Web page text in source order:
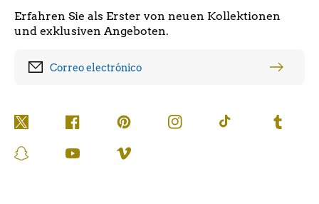
Erfahren Sie als Erster von neuen Kollektionen
und exklusiven Angeboten.
Correo electrónico
Twitter Facebook Pinterest Instagram TikTok Tumblr
Snapchat YouTube Vimeo